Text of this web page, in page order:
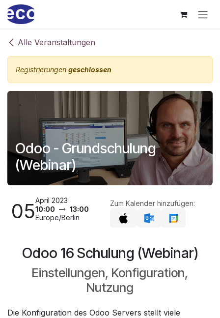
Zum Inhalt springen
Alle Veranstaltungen
Registrierungen geschlossen
Odoo - Grundschulung
(Webinar)
05April 2023
10:00
13:00
Europe/Berlin
Zum Kalender hinzufügen:
Odoo 16 Schulung (Webinar)
Einstellungen, Konfiguration,
Nutzung
Die Konfiguration des Odoo Servers stellt viele